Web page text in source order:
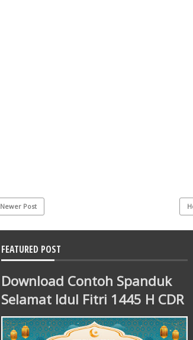
Newer Post
FEATURED POST
Download Contoh Spanduk
Selamat Idul Fitri 1445 H CDR